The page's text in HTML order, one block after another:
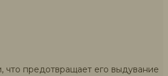
что предотвращает его выдувание